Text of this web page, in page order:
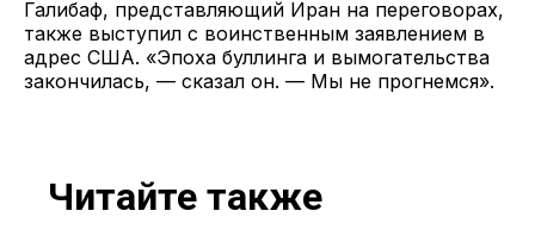
Галибаф, представляющий Иран на переговорах,
также выступил с воинственным заявлением в
адрес США. «Эпоха буллинга и вымогательства
закончилась, — сказал он. — Мы не прогнемся».
Читайте также